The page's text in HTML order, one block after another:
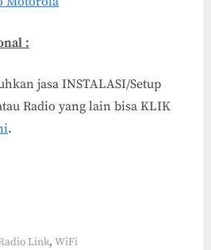
:
jasa INSTALASI/Setup
Radio yang lain bisa KLIK
.
Link,WiFi